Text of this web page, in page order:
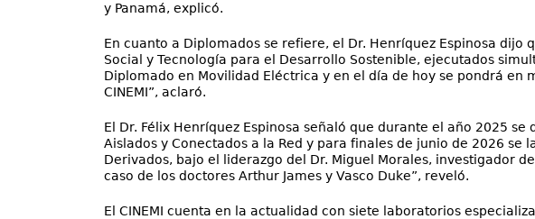
y Panamá, explicó.
En cuanto a Diplomados se refiere, el Dr. Henríquez Espinosa
Social y Tecnología para el Desarrollo Sostenible, ejecutados
Diplomado en Movilidad Eléctrica y en el día de hoy se pondrá en
CINEMI”, aclaró.
El Dr. Félix Henríquez Espinosa señaló que durante el año 2025
Aislados y Conectados a la Red y para finales de junio de 2026
Derivados, bajo el liderazgo del Dr. Miguel Morales, investigador
caso de los doctores Arthur James y Vasco Duke”, reveló.
El CINEMI cuenta en la actualidad con siete laboratorios